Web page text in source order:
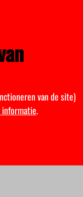
van de site)
informatie.